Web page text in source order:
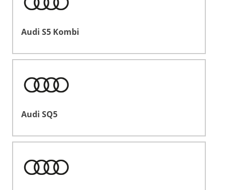
Audi S5 Kombi
Audi SQ5